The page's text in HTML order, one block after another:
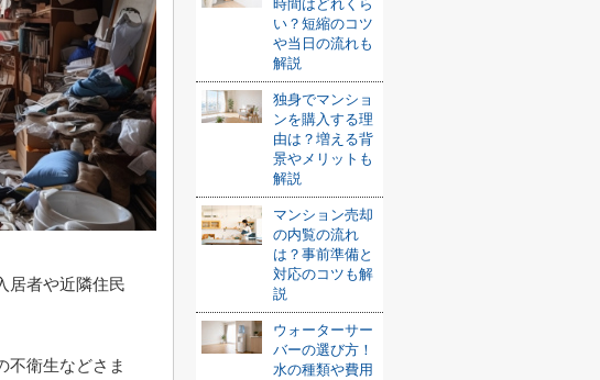
居者や近隣住民
不衛生などさま
時間はどれくら
い？短縮のコツ
や当日の流れも
解説
独身でマンショ
ンを購入する理
由は？増える背
景やメリットも
解説
マンション売却
の内覧の流れ
は？事前準備と
対応のコツも解
説
ウォーターサー
バーの選び方！
水の種類や費用